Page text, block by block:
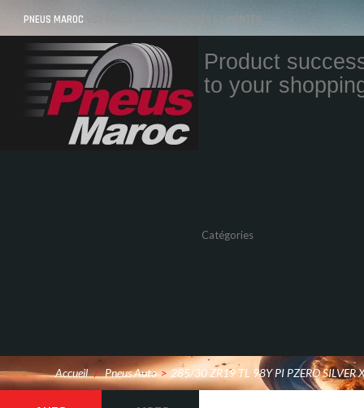
PNEUS MAROC VOS PNEUS AU MAROC LIVRÉS ET MONTÉS
Product
to your
Catégories
Accueil / Pneus Auto > 285/30 ZR19 TL 98Y PI PZERO SILVER